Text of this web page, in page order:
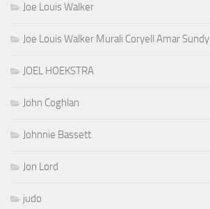
Joe Louis Walker
Joe Louis Walker Murali Coryell Amar Sundy
JOEL HOEKSTRA
John Coghlan
Johnnie Bassett
Jon Lord
judo